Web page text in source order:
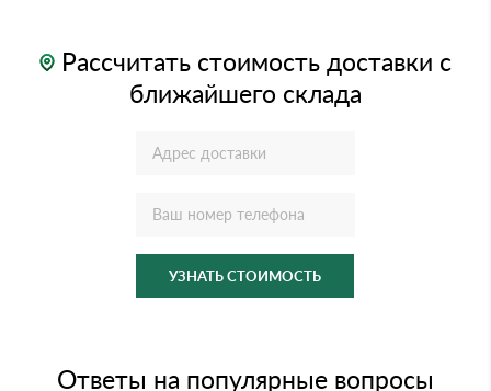
Рассчитать стоимость доставки с
ближайшего склада
УЗНАТЬ СТОИМОСТЬ
Ответы на популярные вопросы